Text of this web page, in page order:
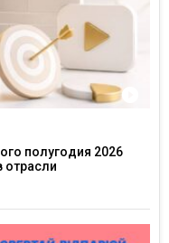
полугодия 2026
отрасли